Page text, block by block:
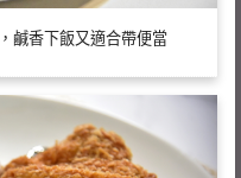
鹹香下飯又適合帶便當